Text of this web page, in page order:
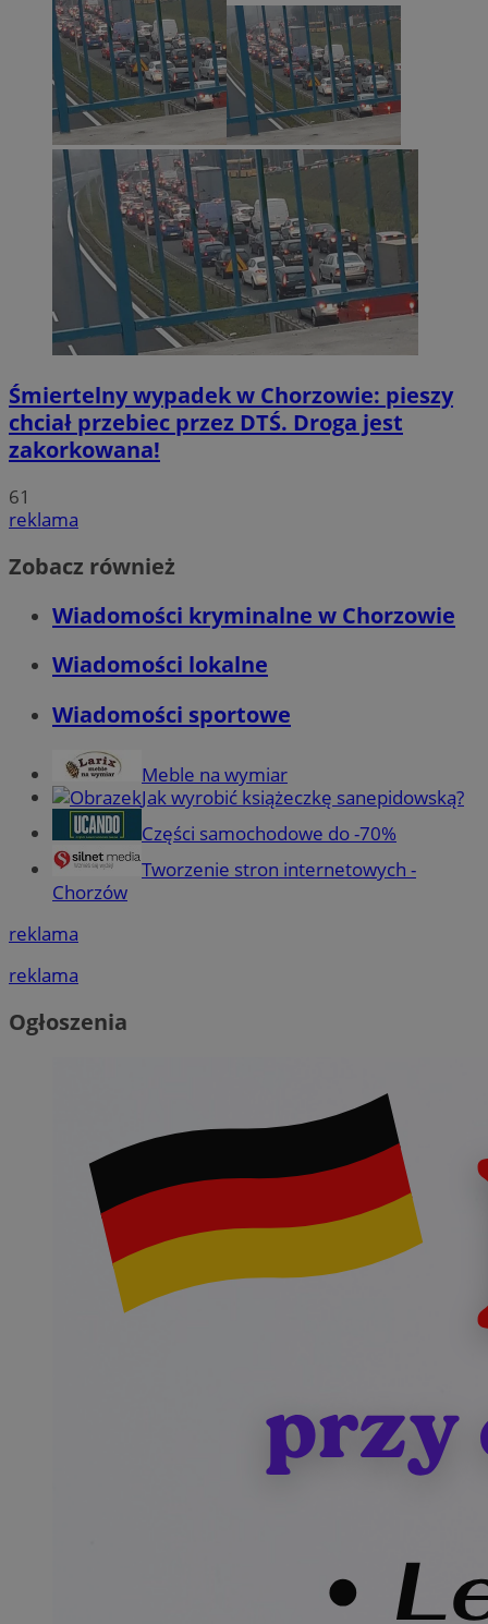
Śmiertelny wypadek w Chorzowie: pieszy
chciał przebiec przez DTŚ. Droga jest
zakorkowana!
61
reklama
Zobacz również
Wiadomości kryminalne w Chorzowie
Wiadomości lokalne
Wiadomości sportowe
Meble na wymiar
Jak wyrobić książeczkę sanepidowską?
Części samochodowe do -70%
Tworzenie stron internetowych -
Chorzów
reklama
reklama
Ogłoszenia